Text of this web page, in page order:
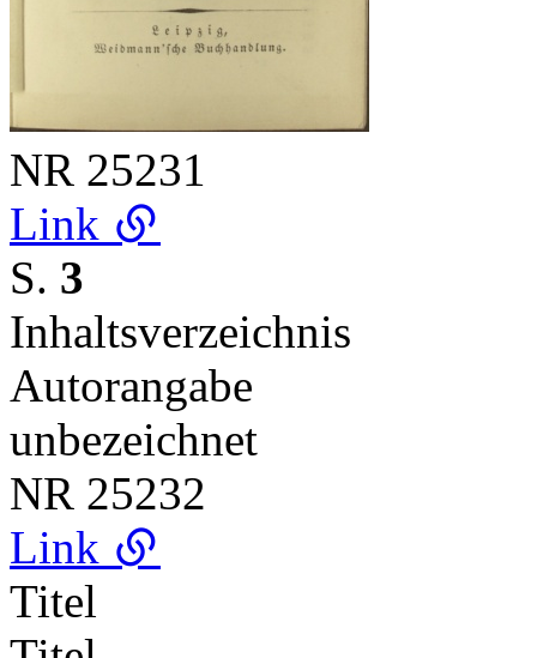
NR 25231
Link
S. 3
Inhaltsverzeichnis
Autorangabe
unbezeichnet
NR 25232
Link
Titel